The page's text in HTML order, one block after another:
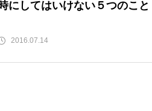
にしてはいけない５つのこと
2016.07.14